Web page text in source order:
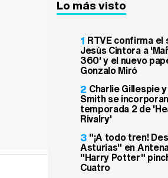
Lo más visto
1 RTVE confirma el
Jesús Cintora a
360' y el nuevo
Gonzalo Miró
2 Charlie Gillespie
Smith se
temporada 2 de
Rivalry'
3 "¡A todo tren!
Asturias" en
"Harry Potter"
Cuatro